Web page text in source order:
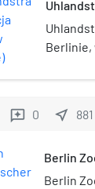
usług
Berlinie,
Stacja
reviews 0 near_me 881
Berlin
Berlin